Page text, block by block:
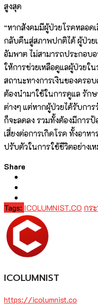
สูงสุด
“หากสังคมมีผู้ป่วยโรคหลอ
กลับคืนสู่สภาพปกติได้ ผู้ป่วย
อัมพาต ไม่สามารถประกอบ
ให้การช่วยเหลือดูแลผู้ป่วยใ
สถานะทางการเงินของคร
ต้องนำมาใช้ในการดูแล รัก
ต่างๆ แต่หากผู้ป่วยได้รับกา
ก็จะลดลง รวมทั้งต้องมีการ
เสี่ยงต่อการเกิดโรค ทั้งอาห
ปรับตัวในการใช้ชีวิตอย่างเ
Share
Tags: ICOLUMNIST.CO กร
ICOLUMNIST
https://icolumnist.co